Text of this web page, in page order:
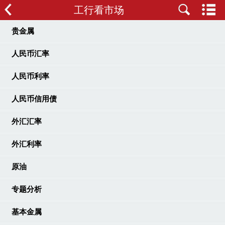
工行看市场
贵金属
人民币汇率
人民币利率
人民币信用债
外汇汇率
外汇利率
原油
专题分析
基本金属